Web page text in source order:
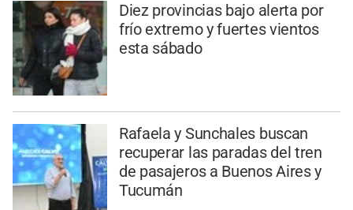
Diez provincias bajo alerta por
frío extremo y fuertes vientos
esta sábado
Rafaela y Sunchales buscan
recuperar las paradas del tren
de pasajeros a Buenos Aires y
Tucumán